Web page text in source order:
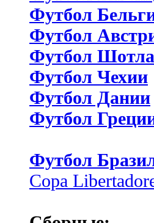
Футбол
Футбол
Футбол
Футбол Чехии
Футбол Дании
Футбол
Футбол
Copa